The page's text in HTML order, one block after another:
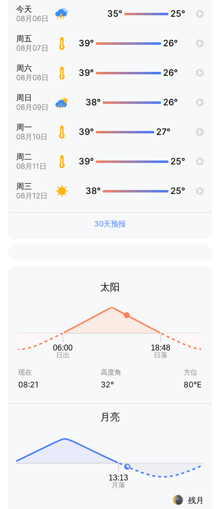
今天
08月06日 35° 25°
周五
08月07日 39° 26°
周六
08月08日 39° 26°
周日
08月09日 38° 26°
周一
08月10日 39° 27°
周二
08月11日 39° 25°
周三
08月12日 38° 25°
30天预报
太阳
现在
08:21
高度角
32°
方位
80°E
月亮
残月